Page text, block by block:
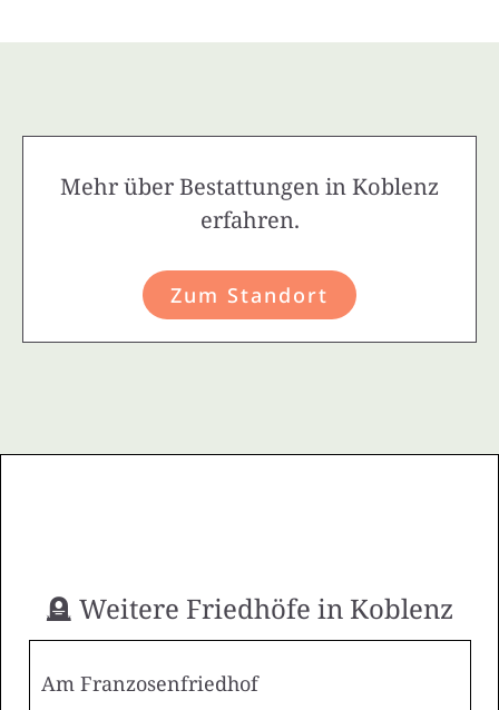
Mehr über Bestattungen in Koblenz
erfahren.
Zum Standort
🪦 Weitere Friedhöfe in Koblenz
Am Franzosenfriedhof